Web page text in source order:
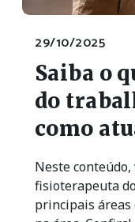
29/10/2025
Saiba o
do
como
Neste
fisioterapeuta
principais áreas